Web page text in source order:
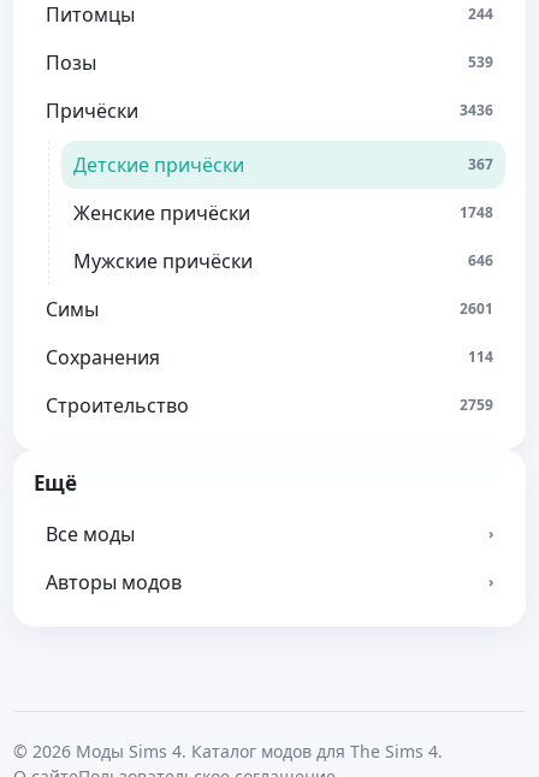
Питомцы 244
Позы 539
Причёски 3436
Детские причёски 367
Женские причёски 1748
Мужские причёски 646
Симы 2601
Сохранения 114
Строительство 2759
Ещё
Все моды ›
Авторы модов ›
© 2026 Моды Sims 4. Каталог модов для The Sims 4.